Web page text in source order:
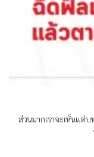
ส่วนมากเราจะเห็นแต่